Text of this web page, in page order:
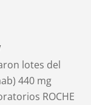
lotes del
440 mg
ROCHE